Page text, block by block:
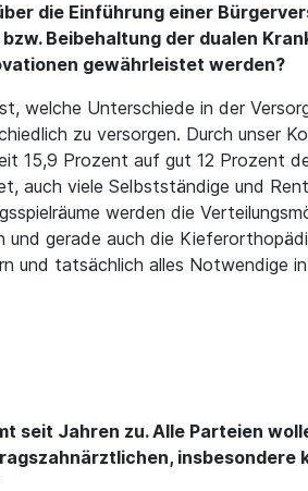
die Einführung einer
Beibehaltung der dualen
gewährleistet werden?
welche Unterschiede in der
zu versorgen. Durch unser
15,9 Prozent auf gut 12 Prozent
auch viele Selbstständige und
werden die
gerade auch die
und tatsächlich alles Notwendige
seit Jahren zu. Alle Parteien